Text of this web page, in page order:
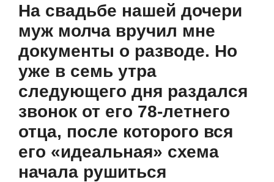
На свадьбе нашей дочери
муж молча вручил мне
документы о разводе. Но
уже в семь утра
следующего дня раздался
звонок от его 78-летнего
отца, после которого вся
его «идеальная» схема
начала рушиться